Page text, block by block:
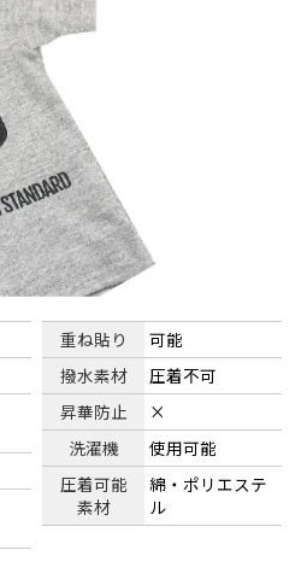
重ね貼り
可能
撥水素材
圧着不可
昇華防止
×
洗濯機
使用可能
圧着可能
素材
綿・ポリエステ
ル